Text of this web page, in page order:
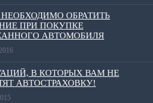
ОБРАТИТЬ
ПРИ ПОКУПКЕ
АВТОМОБИЛЯ
В КОТОРЫХ ВАМ НЕ
АВТОСТРАХОВКУ!